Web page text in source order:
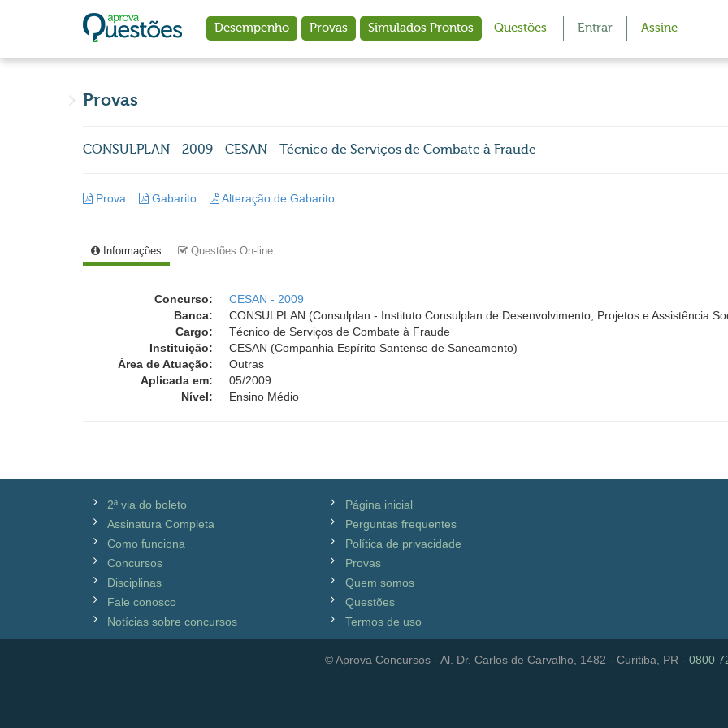
Desempenho Provas Simulados Prontos Questões Entrar Assine
Provas
CONSULPLAN - 2009 - CESAN - Técnico de Serviços de Combate à Fraude
Prova Gabarito Alteração de Gabarito
Informações Questões On-line
Concurso:
CESAN - 2009
Banca:
CONSULPLAN (Consulplan - Instituto Consulplan de Desenvolvimento, Projetos e Assistência
Cargo:
Técnico de Serviços de Combate à Fraude
Instituição:
CESAN (Companhia Espírito Santense de Saneamento)
Área de Atuação:
Outras
Aplicada em:
05/2009
Nível:
Ensino Médio
2ª via do boleto
Assinatura Completa
Como funciona
Concursos
Disciplinas
Fale conosco
Notícias sobre concursos
Página inicial
Perguntas frequentes
Política de privacidade
Provas
Quem somos
Questões
Termos de uso
© Aprova Concursos - Al. Dr. Carlos de Carvalho, 1482 - Curitiba, PR - 0800